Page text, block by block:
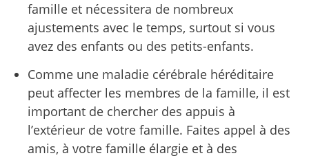
famille et nécessitera de nombreux
ajustements avec le temps, surtout si vous
avez des enfants ou des petits-enfants.
Comme une maladie cérébrale héréditaire
peut affecter les membres de la famille, il est
important de chercher des appuis à
l’extérieur de votre famille. Faites appel à des
amis, à votre famille élargie et à des